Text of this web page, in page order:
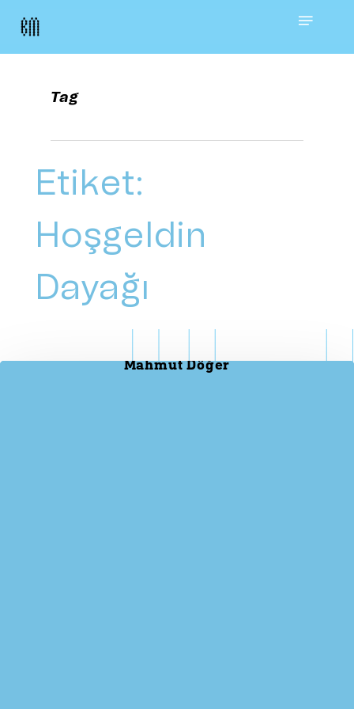
Skip
content
Menu
Tag
Etiket:
Hoşgeldin
Dayağı
Mahmut Döğer